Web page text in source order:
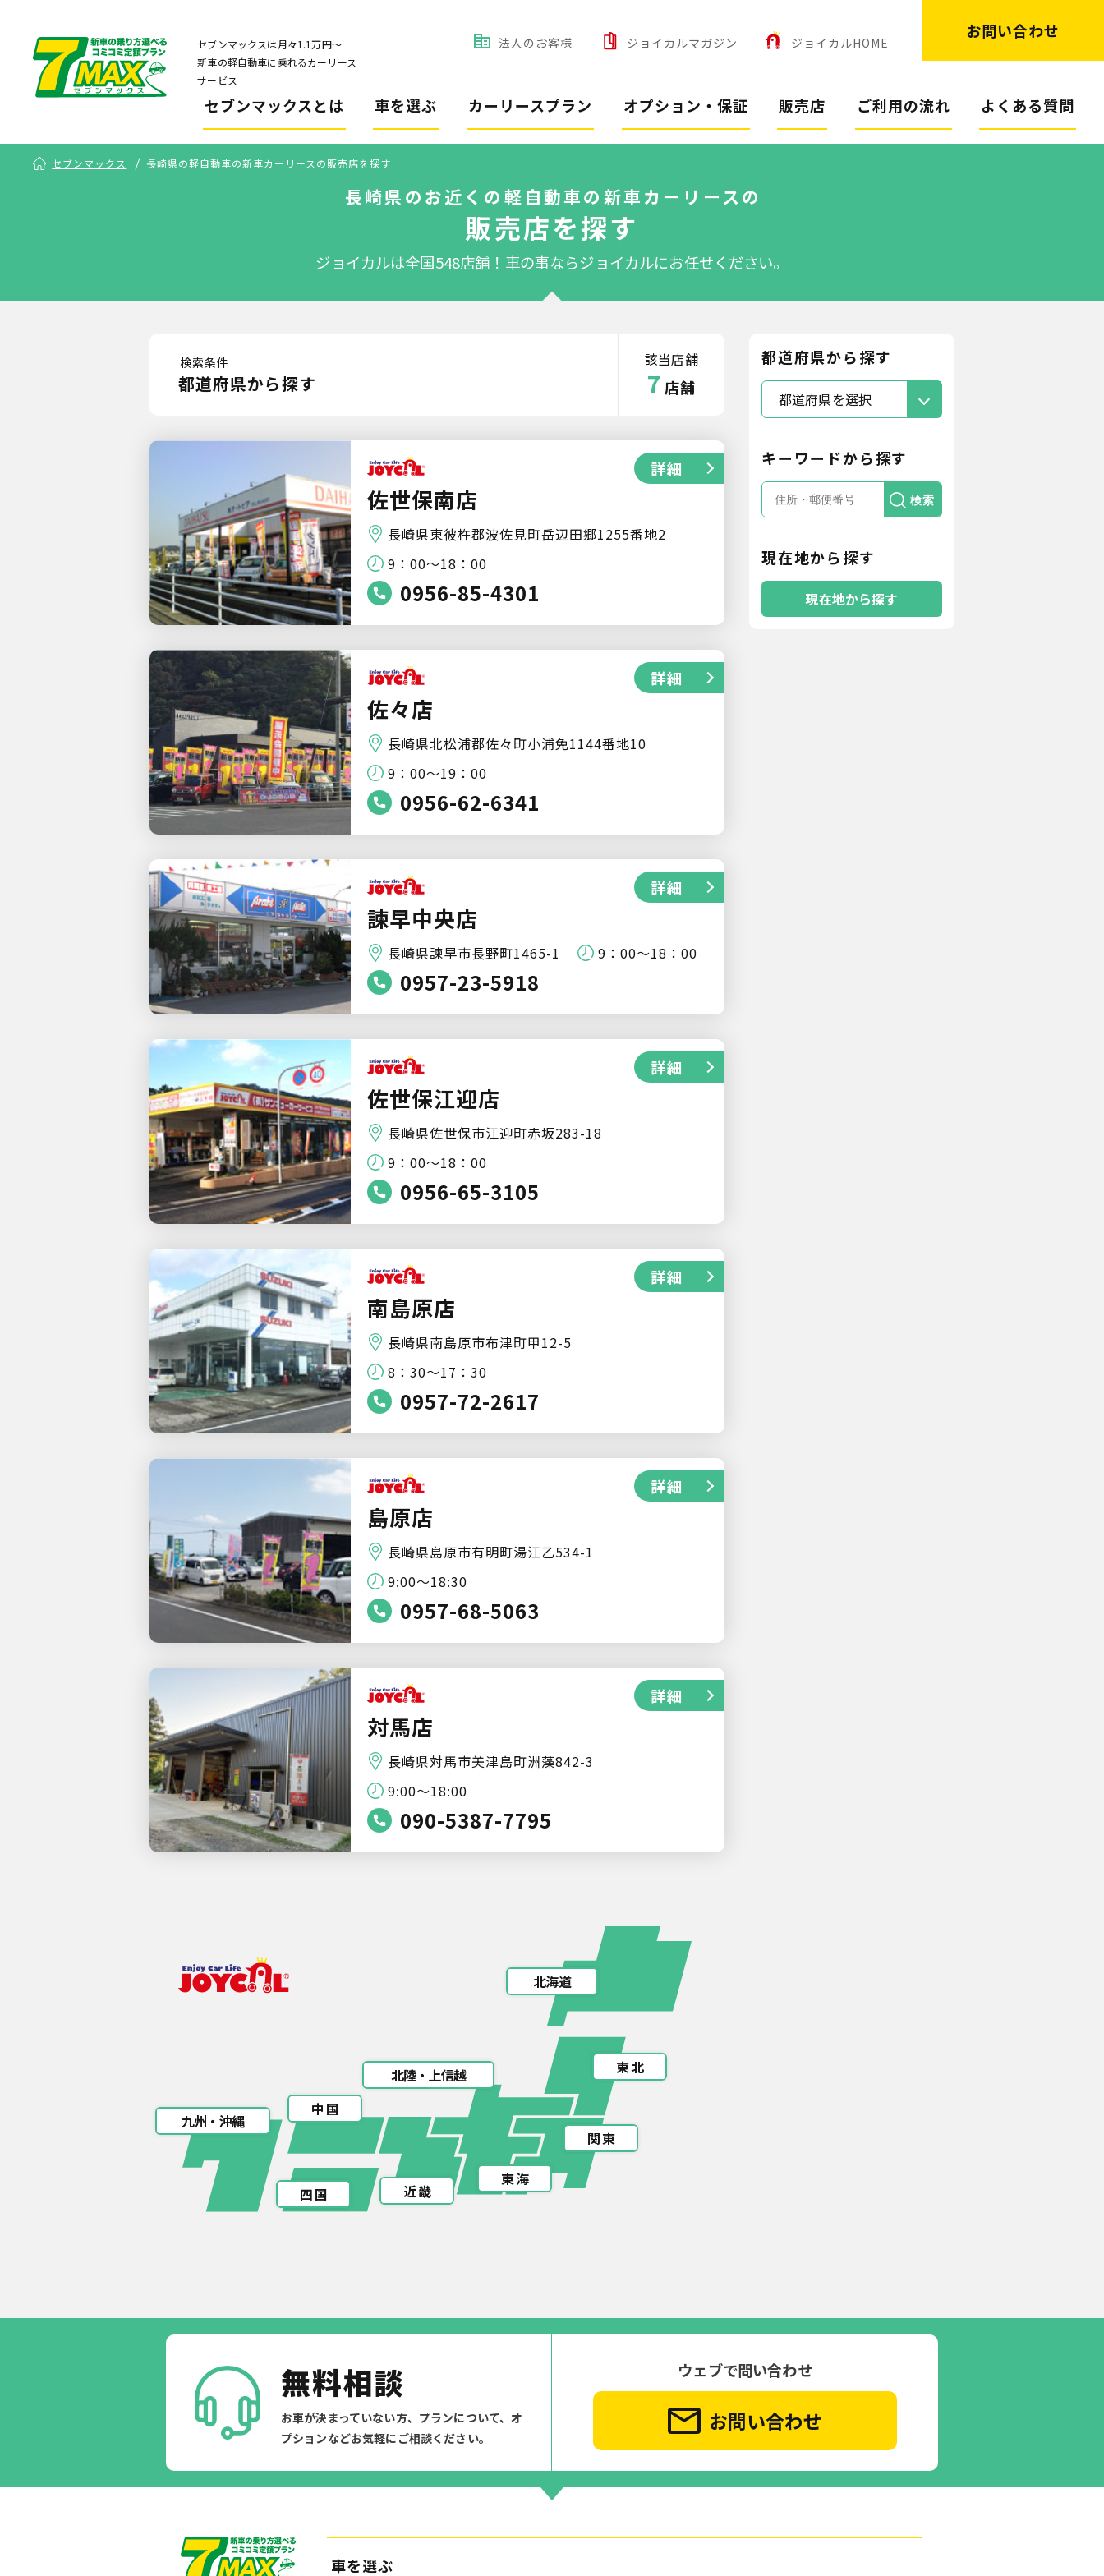
セブンマックスは月々1.1万円〜
新車の軽自動車に乗れるカーリース
サービス
法人のお客様 ジョイカルマガジン ジョイカルHOME
お問い合わせ
セブンマックスとは 車を選ぶ カーリースプラン オプション・保証 販売店 ご利用の流れ よくある質問
セブンマックス 長崎県の軽自動車の新車カーリースの販売店を探す
長崎県のお近くの軽自動車の新車カーリースの
販売店を探す
ジョイカルは全国548店舗！ 車の事ならジョイカルにお任せください。
都道府県から探す
都道府県を選択
キーワードから探す
検索
現在地から探す
現在地から探す
検索条件
都道府県から探す
該当店舗
7 店舗
佐世保南店
長崎県東彼杵郡波佐見町岳辺田郷1255番地2
9：00～18：00
0956-85-4301
詳細
佐々店
長崎県北松浦郡佐々町小浦免1144番地10
9：00～19：00
0956-62-6341
詳細
諫早中央店
長崎県諫早市長野町1465-1 9：00～18：00
0957-23-5918
詳細
佐世保江迎店
長崎県佐世保市江迎町赤坂283-18
9：00～18：00
0956-65-3105
詳細
南島原店
長崎県南島原市布津町甲12-5
8：30～17：30
0957-72-2617
詳細
島原店
長崎県島原市有明町湯江乙534-1
9:00～18:30
0957-68-5063
詳細
対馬店
長崎県対馬市美津島町洲藻842-3
9:00〜18:00
090-5387-7795
詳細
北海道
東 北
北陸・上信越
関 東
東 海
近 畿
中 国
四 国
九州・沖縄
無料相談
お車が決まっていない方、プランについて、オ
プションなどお気軽にご相談ください。
ウェブで問い合わせ
お問い合わせ
車を選ぶ